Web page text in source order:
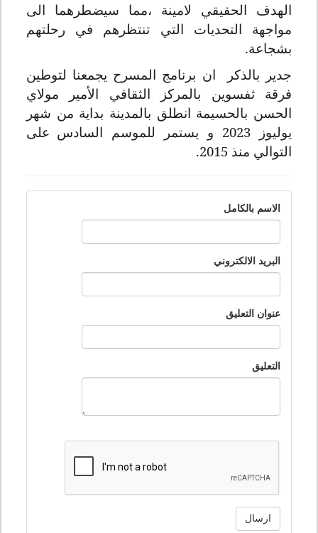
الهدف الحقيقي لامينة ،مما سيضطرهما الى
مواجهة التحديات التي تنتظرهم في رحلتهم
بشجاعة.
جدير بالذكر ان برنامج المسرح يجمعنا لتوطين
فرقة ثفسوين بالمركز الثقافي الأمير مولاي
الحسن بالحسيمة انطلق بالمدينة بداية من شهر
يوليوز 2023 و يستمر
للموسم السادس على
التوالي منذ 2015.
الاسم بالكامل
البريد الالكتروني
عنوان التعليق
التعليق
ارسال